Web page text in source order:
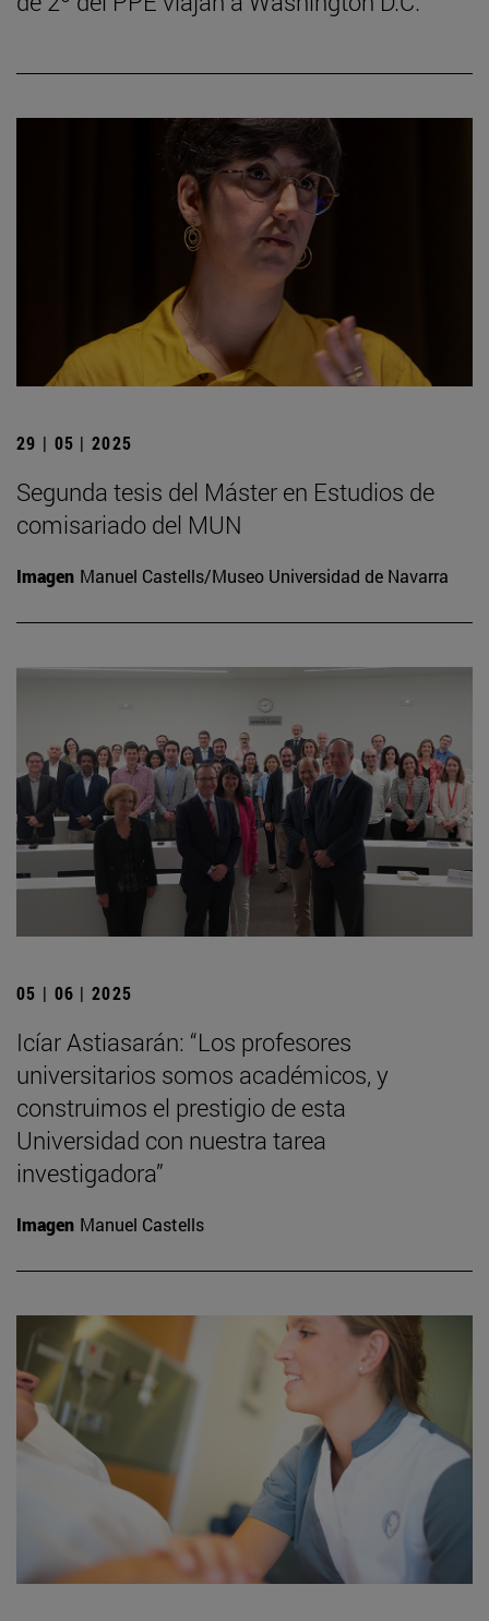
29 | 05 | 2025
Segunda tesis del Máster en Estudios de
comisariado del MUN
Imagen Manuel Castells/Museo Universidad de Navarra
05 | 06 | 2025
Icíar Astiasarán: “Los profesores
universitarios somos académicos, y
construimos el prestigio de esta
Universidad con nuestra tarea
investigadora”
Imagen Manuel Castells